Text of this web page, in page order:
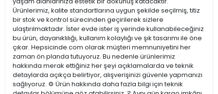
Ürünlerimiz, kalite standartlarına uygun şekilde seçilmiş, titiz
bir stok ve kontrol sürecinden geçirilerek sizlere
ulaştırılmaktadır. İster evde ister iş yerinde kullanabileceğiniz
bu ürün, dayanıklılığı, kullanım kolaylığı ve şık tasarımı ile öne
çıkar. Hepsicinde.com olarak müşteri memnuniyetini her
zaman ön planda tutuyoruz. Bu nedenle ürünlerimiz
hakkında merak ettiğiniz her şeyi açıklamalarda ve teknik
detaylarda açıkça belirtiyor, alışverişinizi güvenle yapmanızı
sağlıyoruz. ⚙️ Ürün hakkında daha fazla bilgi için teknik